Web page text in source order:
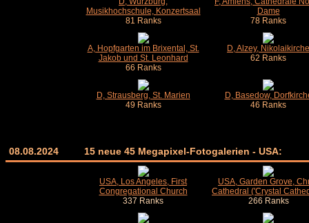
Musikhochschule, Konzertsaal
81 Ranks
Dame
78 Ranks
A, Hopfgarten im Brixental, St.
Jakob und St. Leonhard
66 Ranks
D, Alzey, Nikolaikirche
62 Ranks
D, Strausberg, St. Marien
49 Ranks
D, Basedow,
46 Ranks
08.08.2024 15 neue 45 Megapixel-Fotogalerien - USA:
USA, Los Angeles, First
Congregational Church
337 Ranks
USA, Garden Grove,
Cathedral ('Crystal
266 Ranks